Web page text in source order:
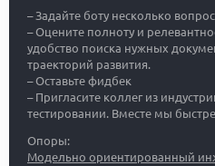
– Задайте боту несколько
– Оцените полноту и
удобство поиска нужных
траекторий развития.
– Оставьте фидбек
– Пригласите коллег из
тестировании. Вместе мы
Опоры:
Модельно ориентированный